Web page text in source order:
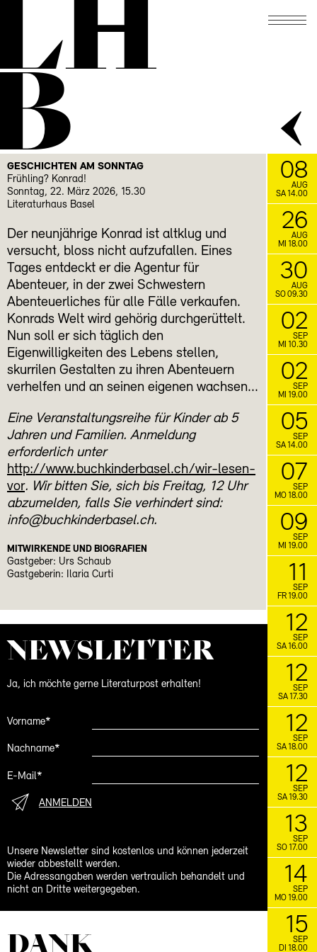
November
21.11.
GESCHICHTEN AM SONNTAG
Frühling? Konrad!
Sonntag, 22. März 2026, 15.30
Literaturhaus Basel
Der neunjährige Konrad ist altklug und
versucht, bloss nicht aufzufallen. Eines
Tages entdeckt er die Agentur für
Abenteuer, in der zwei Schwestern
Abenteuerliches für alle Fälle verkaufen.
Konrads Welt wird gehörig durchgerüttelt.
Nun soll er sich täglich den
Eigenwilligkeiten des Lebens stellen,
skurrilen Gestalten zu ihren Abenteuern
verhelfen und an seinen eigenen wachsen...
Eine Veranstaltungsreihe für Kinder ab 5
Jahren und Familien. Anmeldung
erforderlich unter
http://www.buchkinderbasel.ch/wir-lesen-
vor. Wir bitten Sie, sich bis Freitag, 12 Uhr
abzumelden, falls Sie verhindert sind:
info@buchkinderbasel.ch.
MITWIRKENDE UND BIOGRAFIEN
Gastgeber: Urs Schaub
Gastgeberin: Ilaria Curti
NEWS­LETTER
Ja, ich möchte gerne Literaturpost erhalten!
Vorname*
Nachname*
E-Mail*
ANMELDEN
Unsere Newsletter sind kostenlos und können jederzeit
wieder abbestellt werden.
Die Adressangaben werden vertraulich behandelt und
nicht an Dritte weitergegeben.
DANK
08
AUG
SA 14.00
26
AUG
MI 18.00
30
AUG
SO 09.30
02
SEP
MI 10.30
02
SEP
MI 19.00
05
SEP
SA 14.00
07
SEP
MO 18.00
09
SEP
MI 19.00
11
SEP
FR 19.00
12
SEP
SA 16.00
12
SEP
SA 17.30
12
SEP
SA 18.00
12
SEP
SA 19.30
13
SEP
SO 17.00
14
SEP
MO 19.00
15
SEP
DI 18.00